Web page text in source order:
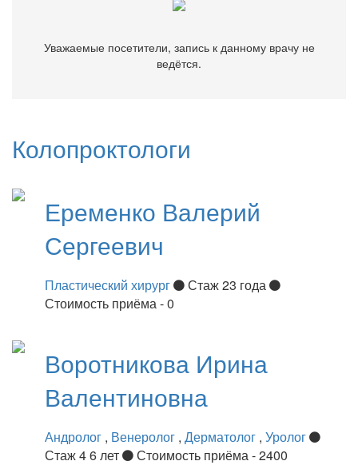
Уважаемые посетители, запись к данному врачу не
ведётся.
Колопроктологи
Еременко Валерий
Сергеевич
Пластический хирург
Стаж 23 года
Стоимость приёма - 0
Воротникова Ирина
Валентиновна
Андролог , Венеролог , Дерматолог , Уролог
Стаж 4 6 лет
Стоимость приёма - 2400